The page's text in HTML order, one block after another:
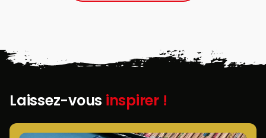
Laissez-vous inspirer !